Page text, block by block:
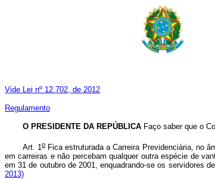
Vide Lei nº 12.702, de 2012
Regulamento
O PRESIDENTE DA REPÚBLICA Faço saber que o
Art. 1o Fica estruturada a Carreira Previdenciária, no
em carreiras e não percebam qualquer outra espécie de
em 31 de outubro de 2001, enquadrando-se os
2013)